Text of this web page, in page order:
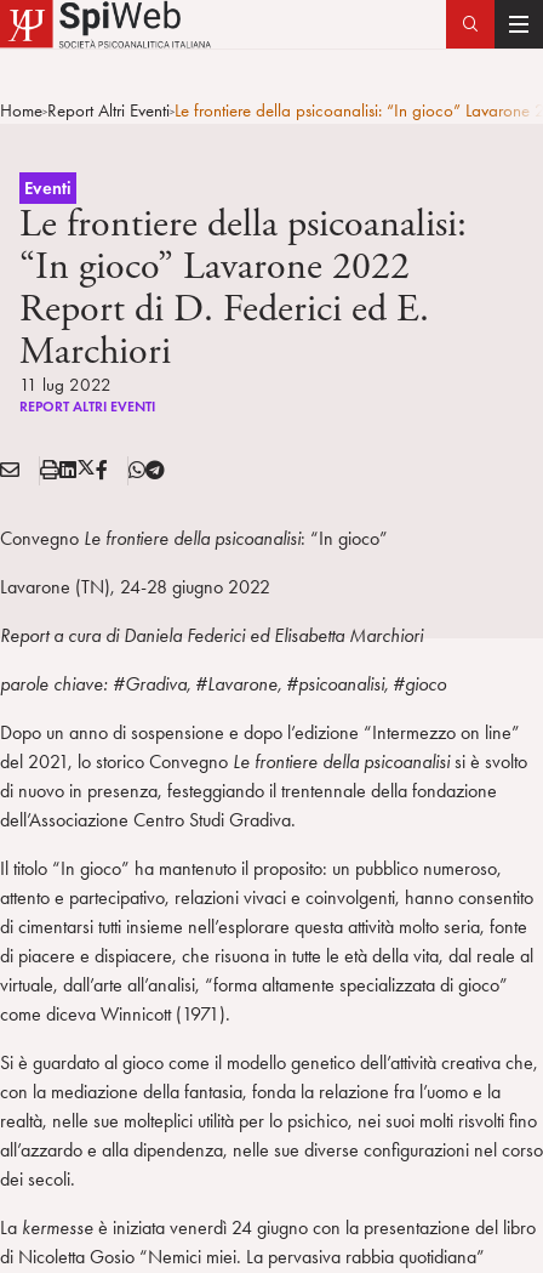
T
g
Home>Report Altri Eventi>Le frontiere della psicoanalisi: “In gioco”
Eventi
Le frontiere della psicoanalisi:
“In gioco” Lavarone 2022
Report di D. Federici ed E.
Marchiori
11 lug 2022
REPORT ALTRI EVENTI
Condividi:
E
A
L
S
m
p
L
e
i
n
X
i
t
e
F
T
g
a
Convegno Le frontiere della psicoanalisi: “In gioco”
Lavarone (TN), 24-28 giugno 2022
Report a cura di Daniela Federici ed Elisabetta Marchiori
parole chiave: #Gradiva, #Lavarone, #psicoanalisi, #gioco
Dopo un anno di sospensione e dopo l’edizione “Intermezzo on line”
del 2021, lo storico Convegno Le frontiere della psicoanalisisi è svolto
di nuovo in presenza, festeggiando il trentennale della fondazione
dell’Associazione Centro Studi Gradiva.
Il titolo “In gioco” ha mantenuto il proposito: un pubblico numeroso,
attento e partecipativo, relazioni vivaci e coinvolgenti, hanno consentito
di cimentarsi tutti insieme nell’esplorare questa attività molto seria, fonte
di piacere e dispiacere, che risuona in tutte le età della vita, dal reale al
virtuale, dall’arte all’analisi, “forma altamente specializzata di gioco”
come diceva Winnicott (1971).
Si è guardato al gioco come il modello genetico dell’attività creativa che,
con la mediazione della fantasia, fonda la relazione fra l’uomo e la
realtà, nelle sue molteplici utilità per lo psichico, nei suoi molti risvolti fino
all’azzardo e alla dipendenza, nelle sue diverse configurazioni nel corso
dei secoli.
La kermesse è iniziata venerdì 24 giugno con la presentazione del libro
di Nicoletta Gosio “Nemici miei. La pervasiva rabbia quotidiana”